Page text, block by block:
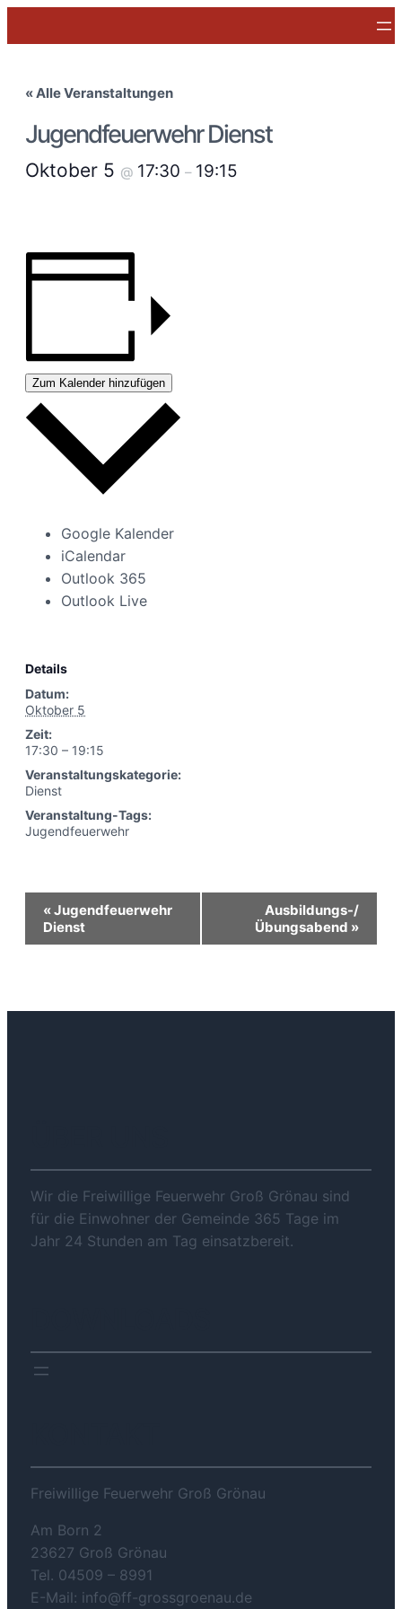
« Alle Veranstaltungen
Jugendfeuerwehr Dienst
Oktober 5 @ 17:30 – 19:15
Zum Kalender hinzufügen
Google Kalender
iCalendar
Outlook 365
Outlook Live
Details
Datum:
Oktober 5
Zeit:
17:30 – 19:15
Veranstaltungskategorie:
Dienst
Veranstaltung-Tags:
Jugendfeuerwehr
Veranstaltung-
Navigation
«Jugendfeuerwehr
Dienst
Ausbildungs-/
Übungsabend »
Wir die Freiwillige Feuerwehr Groß Grönau sind
für die Einwohner der Gemeinde 365 Tage im
Jahr 24 Stunden am Tag einsatzbereit.
Freiwillige Feuerwehr Groß Grönau
Am Born 2
23627 Groß Grönau
Tel. 04509 – 8991
E-Mail: info@ff-grossgroenau.de